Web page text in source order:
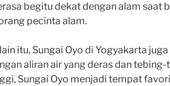
begitu dekat dengan alam saat
pecinta alam.
itu, Sungai Oyo di Yogyakarta
aliran air yang deras dan
Sungai Oyo menjadi tempat